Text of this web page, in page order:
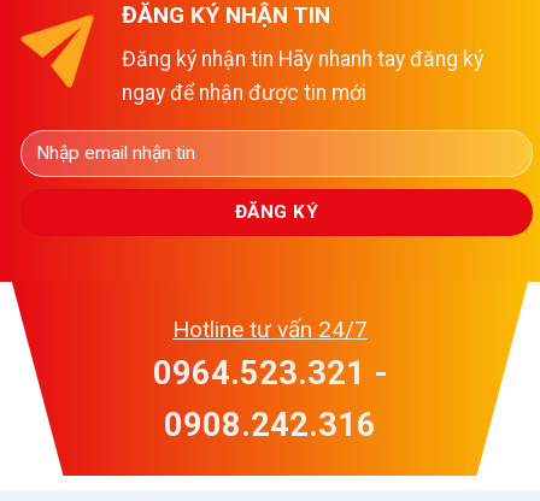
ĐĂNG KÝ NHẬN TIN
Đăng ký nhận tin Hãy nhanh tay đăng ký
ngay để nhận được tin mới
Hotline tư vấn 24/7
0964.523.321 -
0908.242.316